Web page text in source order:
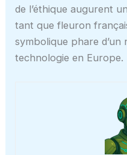
de l’éthique augurent
tant que fleuron
symbolique phare
technologie en Europe.